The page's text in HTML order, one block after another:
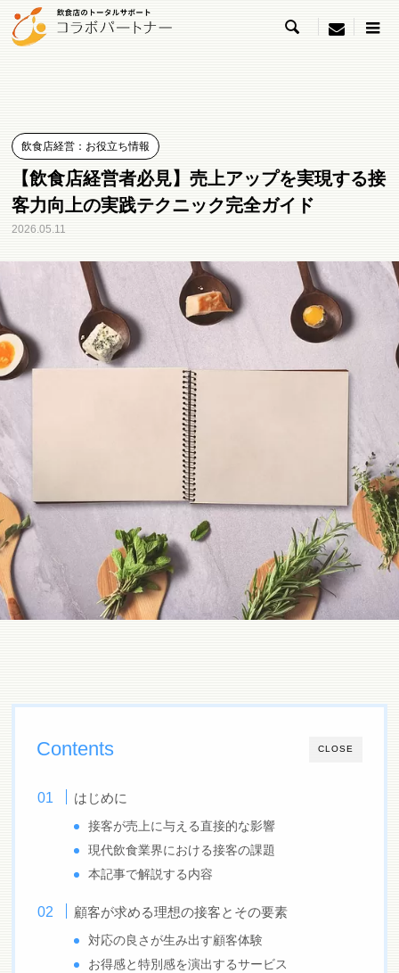
 menu
飲食店経営：お役立ち情報
【飲食店経営者必見】売上アップを実現する接
客力向上の実践テクニック完全ガイド
2026.05.11
CLOSE
Contents
はじめに
接客が売上に与える直接的な影響
現代飲食業界における接客の課題
本記事で解説する内容
顧客が求める理想の接客とその要素
対応の良さが生み出す顧客体験
お得感と特別感を演出するサービス